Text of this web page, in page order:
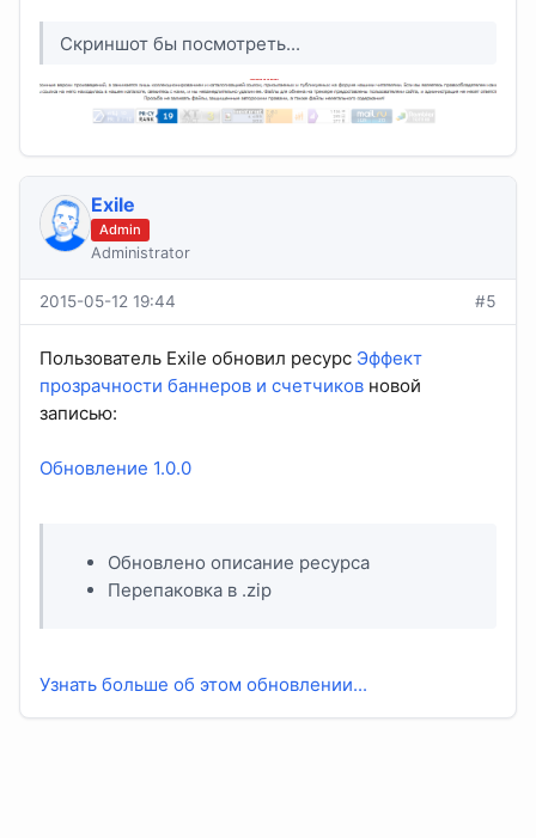
Скриншот бы посмотреть...
Exile
Admin
Administrator
2015-05-12 19:44 #5
Пользователь Exile обновил ресурс Эффект
прозрачности баннеров и счетчиков новой
записью:
Обновление 1.0.0
Обновлено описание ресурса
Перепаковка в .zip
Узнать больше об этом обновлении...